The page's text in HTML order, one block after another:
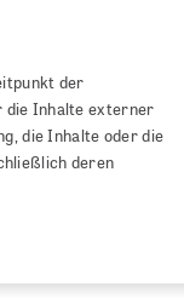
der
die Inhalte externer
die Inhalte oder die
deren